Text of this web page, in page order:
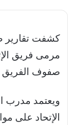
كشفت
مرمى فريق
صفوف الفريق
ويعتمد مدرب
الإتحاد على